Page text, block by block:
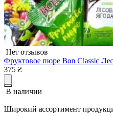
Нет отзывов
Фруктовое пюре Bon Classic
375 ₴
В наличии
Широкий ассортимент